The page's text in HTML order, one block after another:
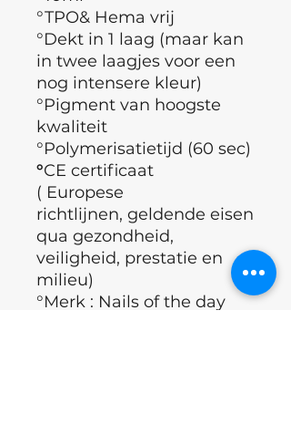
°TPO& Hema vrij
°Dekt in 1 laag (maar kan
in twee laagjes voor een
nog intensere kleur)
°Pigment van hoogste
kwaliteit
°Polymerisatietijd (60 sec)
°CE certificaat
( Europese
richtlijnen, geldende eisen
qua gezondheid,
veiligheid, prestatie en
milieu)
°Merk : Nails of the day